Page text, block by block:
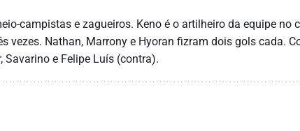
campistas e zagueiros. Keno é o artilheiro da equipe no
vezes. Nathan, Marrony e Hyoran fizram dois gols cada.
Savarino e Felipe Luís (contra).